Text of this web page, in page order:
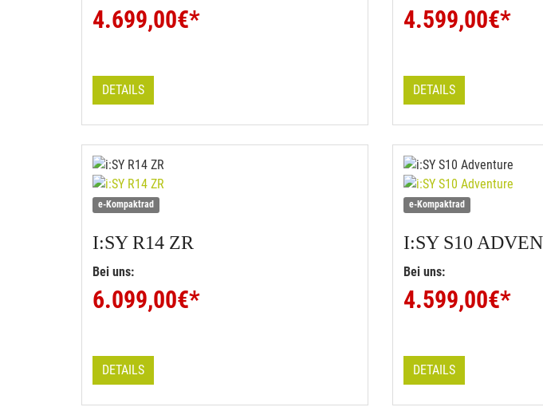
4.699,00€*
DETAILS
4.599,00€*
DETAILS
e-Kompaktrad
I:SYR14 ZR
Bei uns:
6.099,00€*
DETAILS
e-Kompaktrad
I:SYS10
Bei uns:
4.599,00€*
DETAILS